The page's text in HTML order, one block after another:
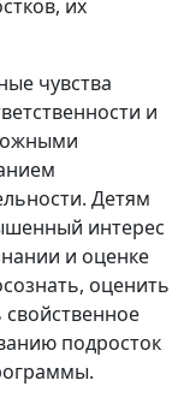
их
чувства
и
Детям
интерес
и оценке
оценить
свойственное
подросток